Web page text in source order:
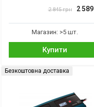
2 845 грн 2
Магазин: >5 шт.
Купити
Безкоштовна доставка